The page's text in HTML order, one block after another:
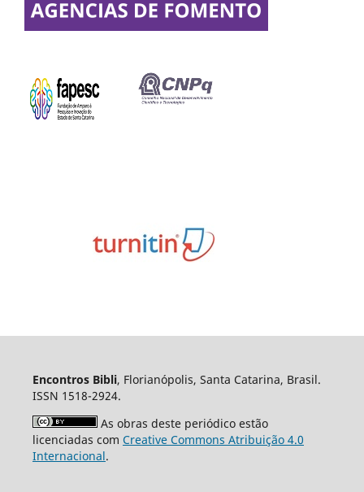
Encontros Bibli, Florianópolis, Santa Catarina, Brasil.
ISSN 1518-2924.
As obras deste periódico estão
licenciadas com Creative Commons Atribuição 4.0
Internacional.